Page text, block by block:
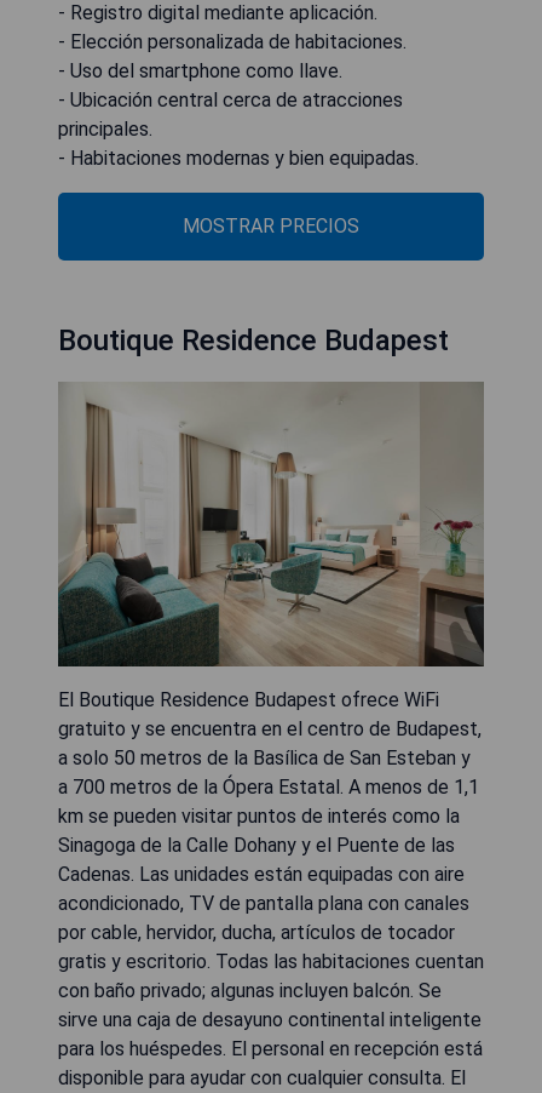
- Registro digital mediante aplicación.
- Elección personalizada de habitaciones.
- Uso del smartphone como llave.
- Ubicación central cerca de atracciones
principales.
- Habitaciones modernas y bien equipadas.
MOSTRAR PRECIOS
Boutique Residence Budapest
El Boutique Residence Budapest ofrece WiFi
gratuito y se encuentra en el centro de Budapest,
a solo 50 metros de la Basílica de San Esteban y
a 700 metros de la Ópera Estatal. A menos de 1,1
km se pueden visitar puntos de interés como la
Sinagoga de la Calle Dohany y el Puente de las
Cadenas. Las unidades están equipadas con aire
acondicionado, TV de pantalla plana con canales
por cable, hervidor, ducha, artículos de tocador
gratis y escritorio. Todas las habitaciones cuentan
con baño privado; algunas incluyen balcón. Se
sirve una caja de desayuno continental inteligente
para los huéspedes. El personal en recepción está
disponible para ayudar con cualquier consulta. El